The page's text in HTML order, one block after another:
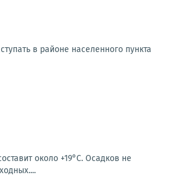
в районе населенного пункта
около +19°C. Осадков не